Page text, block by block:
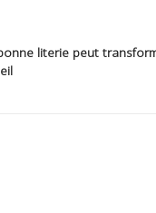
literie peut